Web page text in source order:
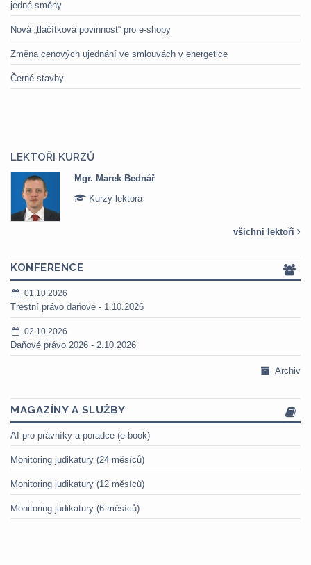
jedné směny
Nová „tlačítková povinnost“ pro e-shopy
Změna cenových ujednání ve smlouvách v energetice
Černé stavby
LEKTOŘI KURZŮ
Mgr. Marek Bednář
Kurzy lektora
všichni lektoři
KONFERENCE
01.10.2026
Trestní právo daňové - 1.10.2026
02.10.2026
Daňové právo 2026 - 2.10.2026
Archiv
MAGAZÍNY A SLUŽBY
AI pro právníky a poradce (e-book)
Monitoring judikatury (24 měsíců)
Monitoring judikatury (12 měsíců)
Monitoring judikatury (6 měsíců)